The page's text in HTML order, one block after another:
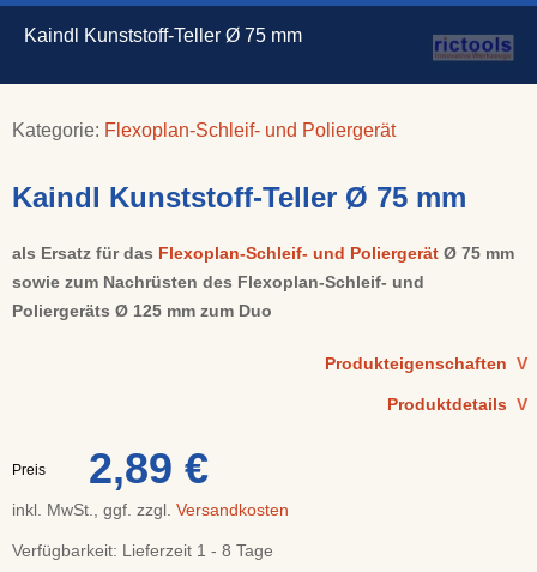
Kaindl Kunststoff-Teller Ø 75 mm
Kategorie: Flexoplan-Schleif- und Poliergerät
Kaindl Kunststoff-Teller Ø 75 mm
als Ersatz für das Flexoplan-Schleif- und Poliergerät Ø 75 mm
sowie zum Nachrüsten des Flexoplan-Schleif- und
Poliergeräts Ø 125 mm zum Duo
Produkteigenschaften V
Produktdetails V
Preis 2,89 €
inkl. MwSt., ggf. zzgl. Versandkosten
Verfügbarkeit: Lieferzeit 1 - 8 Tage